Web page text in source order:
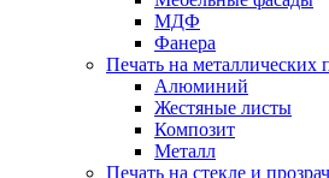
МДФ
Фанера
Печать на металлических
Алюминий
Жестяные листы
Композит
Металл
Печать на стекле и